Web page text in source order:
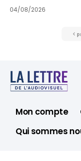
04/08/2026
Mon compte
Qui sommes